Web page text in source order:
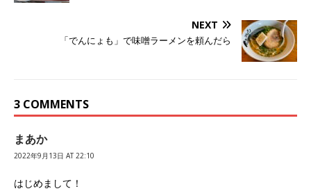
NEXT
「でんにょも」で味噌ラーメンを頼んだら
3 COMMENTS
まあか
2022年9月13日 AT 22:10
はじめまして！